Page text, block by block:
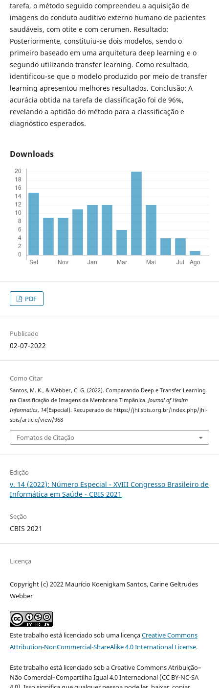
tarefa, o método seguido compreendeu a aquisição de
imagens do conduto auditivo externo humano de pacientes
saudáveis, com otite e com cerumen. Resultado:
Posteriormente, constituiu-se dois modelos, sendo o
primeiro baseado em uma arquitetura deep learning e o
segundo utilizando transfer learning. Como resultado,
identificou-se que o modelo produzido por meio de transfer
learning apresentou melhores resultados. Conclusão: A
acurácia obtida na tarefa de classificação foi de 96%,
revelando a aptidão do método para a classificação e
diagnóstico esperados.
Downloads
PDF
Publicado
02-07-2022
Como Citar
Santos, M. K., & Webber, C. G. (2022). Comparando Deep e Transfer Learning
na Classificação de Imagens da Membrana Timpânica. Journal of Health
Informatics, 14(Especial). Recuperado de https://jhi.sbis.org.br/index.php/jhi-
sbis/article/view/968
Fomatos de Citação
Edição
v. 14 (2022): Número Especial - XVIII Congresso Brasileiro de
Informática em Saúde - CBIS 2021
Seção
CBIS 2021
Licença
Copyright (c) 2022 Maurício Koenigkam Santos, Carine Geltrudes
Webber
Este trabalho está licenciado sob uma licençaCreative Commons
Attribution-NonCommercial-ShareAlike 4.0 International License.
Este trabalho está licenciado sob a Creative Commons Atribuição–
Não Comercial–Compartilha Igual 4.0 Internacional (CC BY-NC-SA